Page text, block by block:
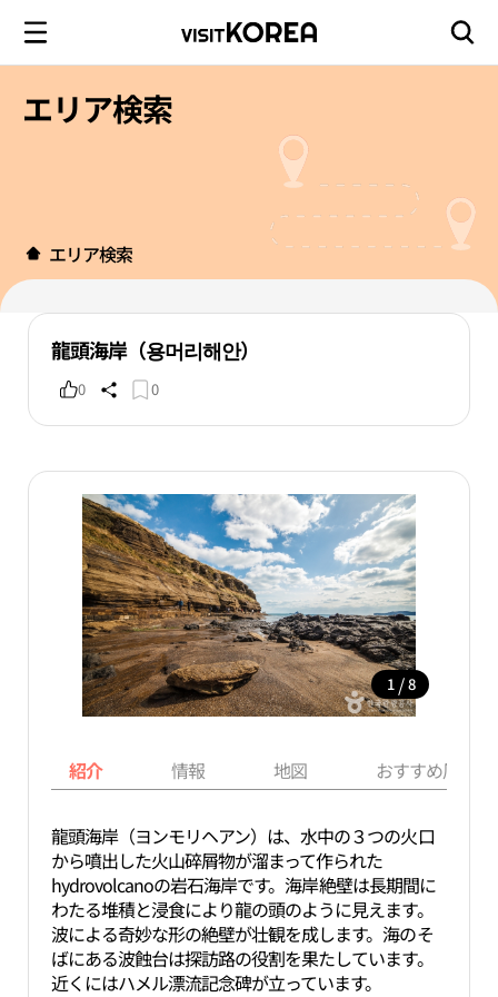
エリア検索
エリア検索
龍頭海岸（용머리해안）
0 0
1 / 8
紹介 情報 地図 おすすめ周辺
龍頭海岸（ヨンモリヘアン）は、水中の３つの火口
から噴出した火山碎屑物が溜まって作られた
hydrovolcanoの岩石海岸です。海岸絶壁は長期間に
わたる堆積と浸食により龍の頭のように見えます。
波による奇妙な形の絶壁が壮観を成します。海のそ
ばにある波蝕台は探訪路の役割を果たしています。
近くにはハメル漂流記念碑が立っています。